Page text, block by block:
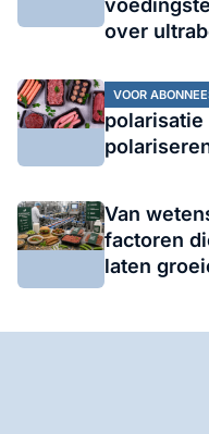
over
VOOR
Van
factoren
laten